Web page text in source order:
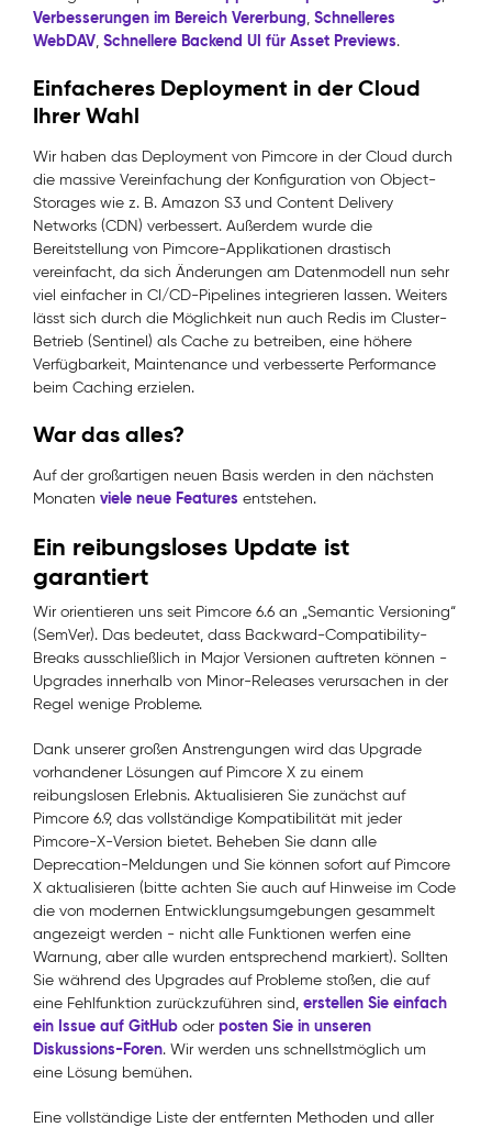
Verbesserungen im Bereich Vererbung, Schnelleres
WebDAV, Schnellere Backend UI für Asset Previews.
Einfacheres Deployment in der Cloud
Ihrer Wahl
Wir haben das Deployment von Pimcore in der Cloud durch
die massive Vereinfachung der Konfiguration von Object-
Storages wie z. B. Amazon S3 und Content Delivery
Networks (CDN) verbessert. Außerdem wurde die
Bereitstellung von Pimcore-Applikationen drastisch
vereinfacht, da sich Änderungen am Datenmodell nun sehr
viel einfacher in CI/CD-Pipelines integrieren lassen. Weiters
lässt sich durch die Möglichkeit nun auch Redis im Cluster-
Betrieb (Sentinel) als Cache zu betreiben, eine höhere
Verfügbarkeit, Maintenance und verbesserte Performance
beim Caching erzielen.
War das alles?
Auf der großartigen neuen Basis werden in den nächsten
Monaten viele neue Features entstehen.
Ein reibungsloses Update ist
garantiert
Wir orientieren uns seit Pimcore 6.6 an „Semantic Versioning“
(SemVer). Das bedeutet, dass Backward-Compatibility-
Breaks ausschließlich in Major Versionen auftreten können -
Upgrades innerhalb von Minor-Releases verursachen in der
Regel wenige Probleme.
Dank unserer großen Anstrengungen wird das Upgrade
vorhandener Lösungen auf Pimcore X zu einem
reibungslosen Erlebnis. Aktualisieren Sie zunächst auf
Pimcore 6.9, das vollständige Kompatibilität mit jeder
Pimcore-X-Version bietet. Beheben Sie dann alle
Deprecation-Meldungen und Sie können sofort auf Pimcore
X aktualisieren (bitte achten Sie auch auf Hinweise im Code
die von modernen Entwicklungsumgebungen gesammelt
angezeigt werden - nicht alle Funktionen werfen eine
Warnung, aber alle wurden entsprechend markiert). Sollten
Sie während des Upgrades auf Probleme stoßen, die auf
eine Fehlfunktion zurückzuführen sind, erstellen Sie einfach
ein Issue auf GitHub oder posten Sie in unseren
Diskussions-Foren. Wir werden uns schnellstmöglich um
eine Lösung bemühen.
Eine vollständige Liste der entfernten Methoden und aller